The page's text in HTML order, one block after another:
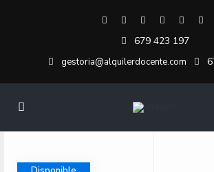
679 423 197
gestoria@alquilerdocente.com